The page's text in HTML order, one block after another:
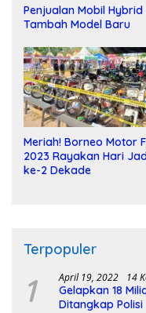
Penjualan Mobil
Tambah Model Baru
Meriah! Borneo Motor
2023 Rayakan Hari
ke-2 Dekade
Terpopuler
1 April 19, 2022 14
Gelapkan 18
Ditangkap Polisi